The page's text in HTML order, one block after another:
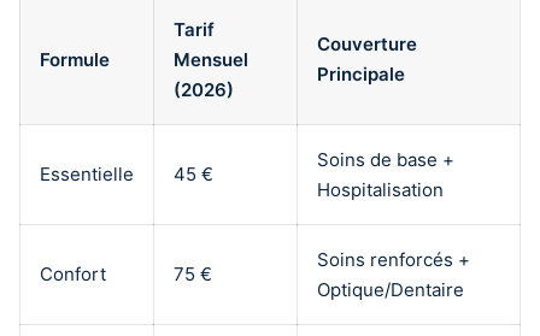
Formule
Tarif
Mensuel
(2026)
Couverture
Principale
Essentielle 45 €
Soins de base +
Hospitalisation
Confort 75 €
Soins renforcés +
Optique/Dentaire